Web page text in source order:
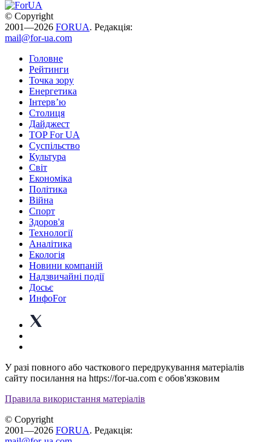
© Copyright
2001—2026 FORUA. Редакція:
mail@for-ua.com
Головне
Рейтинги
Точка зору
Енергетика
Інтерв’ю
Столиця
Дайджест
TOP For UA
Суспiльство
Культура
Світ
Економіка
Політика
Війна
Спорт
Здоров'я
Технології
Аналітика
Екологія
Новини компаній
Надзвичайні події
Досьє
ИнфоFor
У разі повного або часткового передрукування матеріалів
сайту посилання на https://for-ua.com є обов'язковим
Правила використання матеріалів
© Copyright
2001—2026 FORUA. Редакція: